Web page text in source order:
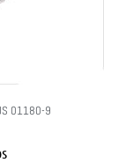
01180-9